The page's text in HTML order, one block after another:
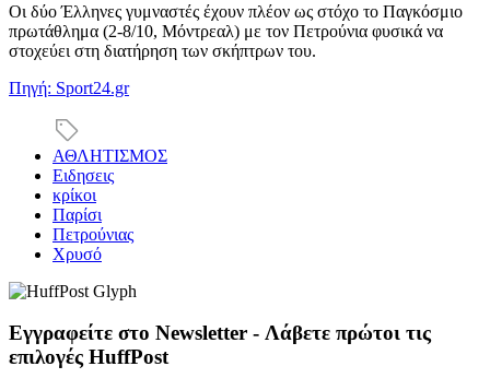
Οι δύο Έλληνες γυμναστές έχουν πλέον ως στόχο το Παγκόσμιο
πρωτάθλημα (2-8/10, Μόντρεαλ) με τον Πετρούνια φυσικά να
στοχεύει στη διατήρηση των σκήπτρων του.
Πηγή: Sport24.gr
ΑΘΛΗΤΙΣΜΟΣ
Ειδησεις
κρίκοι
Παρίσι
Πετρούνιας
Χρυσό
Εγγραφείτε στο Newsletter - Λάβετε πρώτοι τις
επιλογές HuffPost